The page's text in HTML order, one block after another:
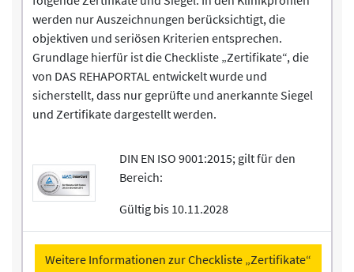
werden nur Auszeichnungen berücksichtigt, die
objektiven und seriösen Kriterien entsprechen.
Grundlage hierfür ist die Checkliste „Zertifikate“, die
von DAS REHAPORTAL entwickelt wurde und
sicherstellt, dass nur geprüfte und anerkannte Siegel
und Zertifikate dargestellt werden.
DIN EN ISO 9001:2015; gilt für den
Bereich:
Gültig bis 10.11.2028
Weitere Informationen zur Checkliste „Zertifikate“